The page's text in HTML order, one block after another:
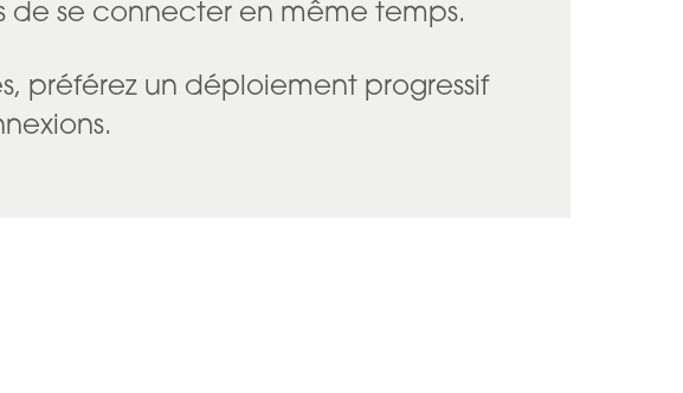
de se connecter en même temps.
préférez un déploiement progressif